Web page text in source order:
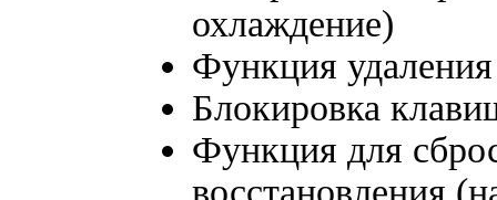
охлаждение)
Функция удаления
Блокировка
Функция для
восстановления